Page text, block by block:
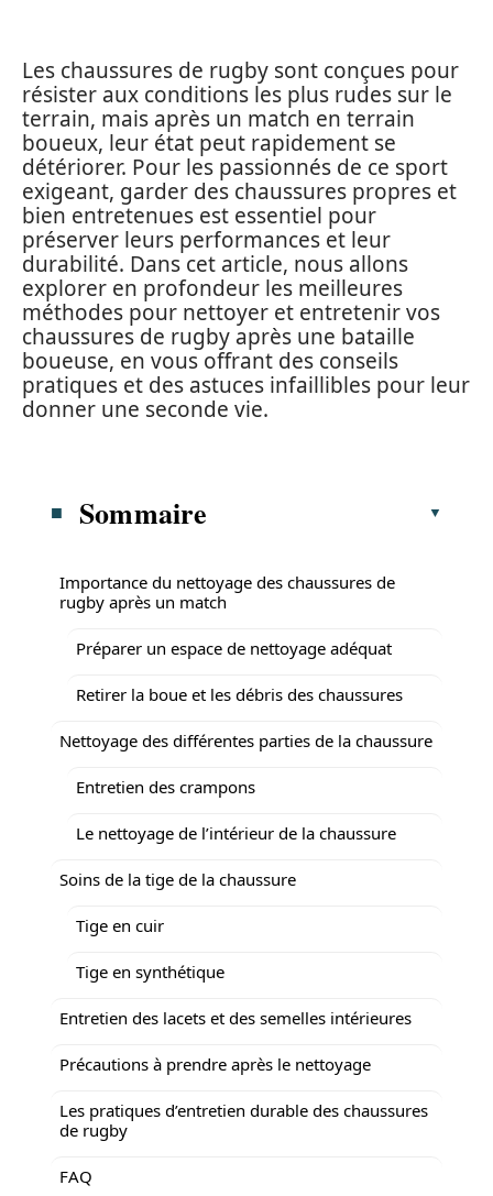
Les chaussures de rugby sont conçues pour
résister aux conditions les plus rudes sur le
terrain, mais après un match en terrain
boueux, leur état peut rapidement se
détériorer. Pour les passionnés de ce sport
exigeant, garder des chaussures propres et
bien entretenues est essentiel pour
préserver leurs performances et leur
durabilité. Dans cet article, nous allons
explorer en profondeur les meilleures
méthodes pour nettoyer et entretenir vos
chaussures de rugby après une bataille
boueuse, en vous offrant des conseils
pratiques et des astuces infaillibles pour leur
donner une seconde vie.
Sommaire
Importance du nettoyage des chaussures de
rugby après un match
Préparer un espace de nettoyage adéquat
Retirer la boue et les débris des chaussures
Nettoyage des différentes parties de la chaussure
Entretien des crampons
Le nettoyage de l’intérieur de la chaussure
Soins de la tige de la chaussure
Tige en cuir
Tige en synthétique
Entretien des lacets et des semelles intérieures
Précautions à prendre après le nettoyage
Les pratiques d’entretien durable des chaussures
de rugby
FAQ